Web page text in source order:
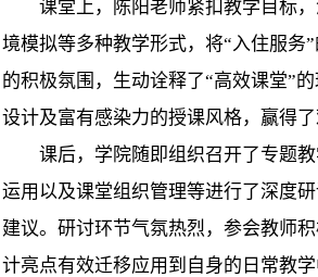
课堂上，陈阳老师紧扣教学目标
境模拟等多种教学形式，将“入住服务
的积极氛围，生动诠释了“高效课堂”
设计及富有感染力的授课风格，赢得
课后，学院随即组织召开了专题
运用以及课堂组织管理等进行了深度
建议。研讨环节气氛热烈，参会教师
计亮点有效迁移应用到自身的日常教学